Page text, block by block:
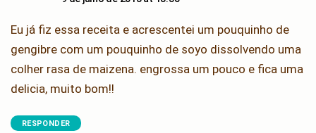
Eu já fiz essa receita e acrescentei um pouquinho de
gengibre com um pouquinho de soyo dissolvendo uma
colher rasa de maizena. engrossa um pouco e fica uma
delicia, muito bom!!
RESPONDER